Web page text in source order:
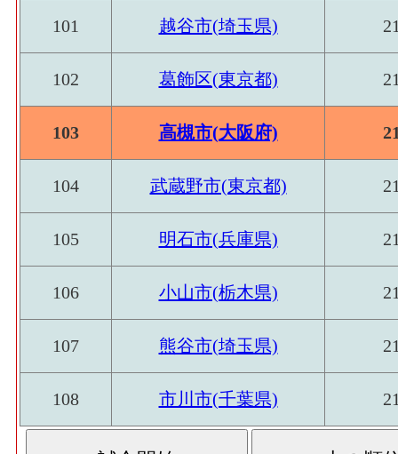
101 越谷市(埼玉県)
102 葛飾区(東京都)
103 高槻市(大阪府)
104 武蔵野市(東京都)
105 明石市(兵庫県)
106 小山市(栃木県)
107 熊谷市(埼玉県)
108 市川市(千葉県)